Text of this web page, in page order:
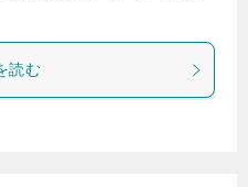
読む